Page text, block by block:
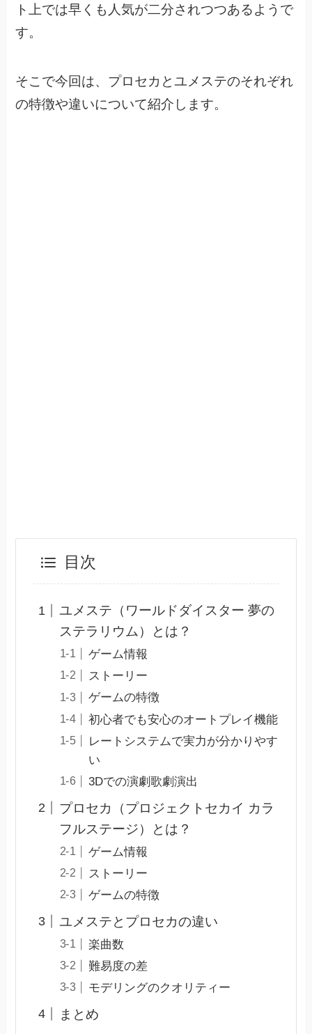
ト上では早くも人気が二分されつつあるようで
す。
そこで今回は、プロセカとユメステのそれぞれ
の特徴や違いについて紹介します。
目次
ユメステ（ワールドダイスター 夢の
ステラリウム）とは？
ゲーム情報
ストーリー
ゲームの特徴
初心者でも安心のオートプレイ機能
レートシステムで実力が分かりやす
い
3Dでの演劇歌劇演出
プロセカ（プロジェクトセカイ カラ
フルステージ）とは？
ゲーム情報
ストーリー
ゲームの特徴
ユメステとプロセカの違い
楽曲数
難易度の差
モデリングのクオリティー
まとめ